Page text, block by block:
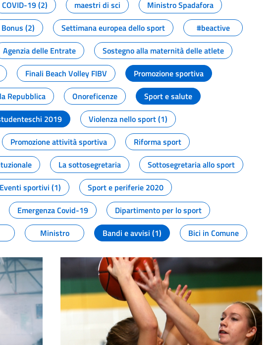
COVID-19 (2) maestri di sci
Ministro Spadafora
(2) Settimana europea dello sport
#beactive
Agenzia delle Entrate
Sostegno alla maternità delle atlete
Finali Beach Volley FIBV
Promozione sportiva
Repubblica Onoreficenze
Sport e salute
2019
Violenza nello sport (1)
Promozione attività sportiva
Riforma sport
La sottosegretaria
Sottosegretaria allo sport
Eventi sportivi (1)
Sport e periferie 2020
Emergenza Covid-19
Dipartimento per lo sport
Ministro Bandi e avvisi (1) Bici in Comune